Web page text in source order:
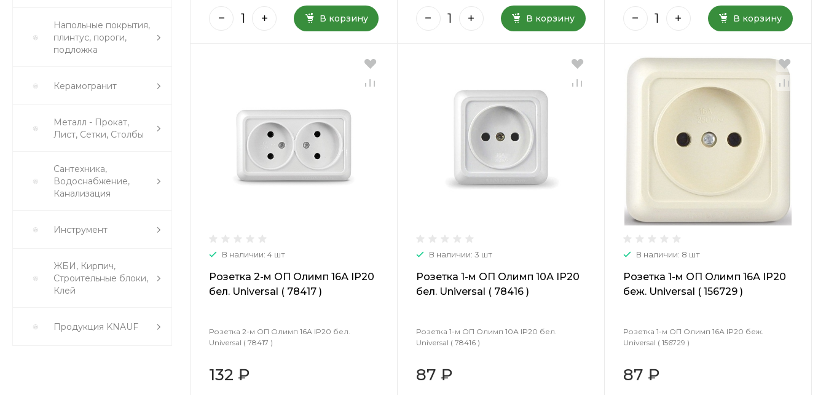
Напольные покрытия,
плинтус, пороги,
подложка
Керамогранит
Металл - Прокат,
Лист, Сетки, Столбы
Сантехника,
Водоснабжение,
Канализация
Инструмент
ЖБИ, Кирпич,
Строительные блоки,
Клей
Продукция KNAUF
В корзину В корзину В корзину
В наличии: 4 шт
Розетка 2-м ОП Олимп 16А IP20
бел. Universal ( 78417 )
Розетка 2-м ОП Олимп 16А IP20 бел.
Universal ( 78417 )
132 ₽
В наличии: 3 шт
Розетка 1-м ОП Олимп 10А IP20
бел. Universal ( 78416 )
Розетка 1-м ОП Олимп 10А IP20 бел.
Universal ( 78416 )
87 ₽
В наличии: 8 шт
Розетка 1-м ОП Олимп 16А IP20
беж. Universal ( 156729 )
Розетка 1-м ОП Олимп 16А IP20 беж.
Universal ( 156729 )
87 ₽